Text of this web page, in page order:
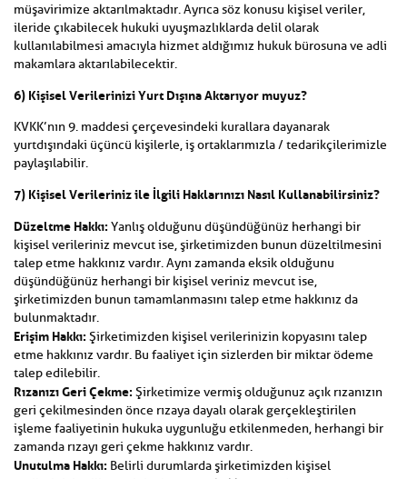
müşavirimize aktarılmaktadır. Ayrıca söz konusu kişisel veriler,
ileride çıkabilecek hukuki uyuşmazlıklarda delil olarak
kullanılabilmesi amacıyla hizmet aldığımız hukuk bürosuna ve adli
makamlara aktarılabilecektir.
6) Kişisel Verilerinizi Yurt Dışına Aktarıyor muyuz?
KVKK’nın 9. maddesi çerçevesindeki kurallara dayanarak
yurtdışındaki üçüncü kişilerle, iş ortaklarımızla / tedarikçilerimizle
paylaşılabilir.
7) Kişisel Verileriniz ile İlgili Haklarınızı Nasıl Kullanabilirsiniz?
Düzeltme Hakkı: Yanlış olduğunu düşündüğünüz herhangi bir
kişisel verileriniz mevcut ise, şirketimizden bunun düzeltilmesini
talep etme hakkınız vardır. Aynı zamanda eksik olduğunu
düşündüğünüz herhangi bir kişisel veriniz mevcut ise,
şirketimizden bunun tamamlanmasını talep etme hakkınız da
bulunmaktadır.
Erişim Hakkı: Şirketimizden kişisel verilerinizin kopyasını talep
etme hakkınız vardır. Bu faaliyet için sizlerden bir miktar ödeme
talep edilebilir.
Rızanızı Geri Çekme: Şirketimize vermiş olduğunuz açık rızanızın
geri çekilmesinden önce rızaya dayalı olarak gerçekleştirilen
işleme faaliyetinin hukuka uygunluğu etkilenmeden, herhangi bir
zamanda rızayı geri çekme hakkınız vardır.
Unutulma Hakkı: Belirli durumlarda şirketimizden kişisel